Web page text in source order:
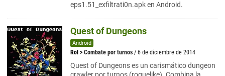
eps1.51_exfiltrati0n.apk en Android.
Quest of Dungeons
Android
Rol > Combate por turnos / 6 de diciembre de 2014
Quest of Dungeons es un carismático dungeon